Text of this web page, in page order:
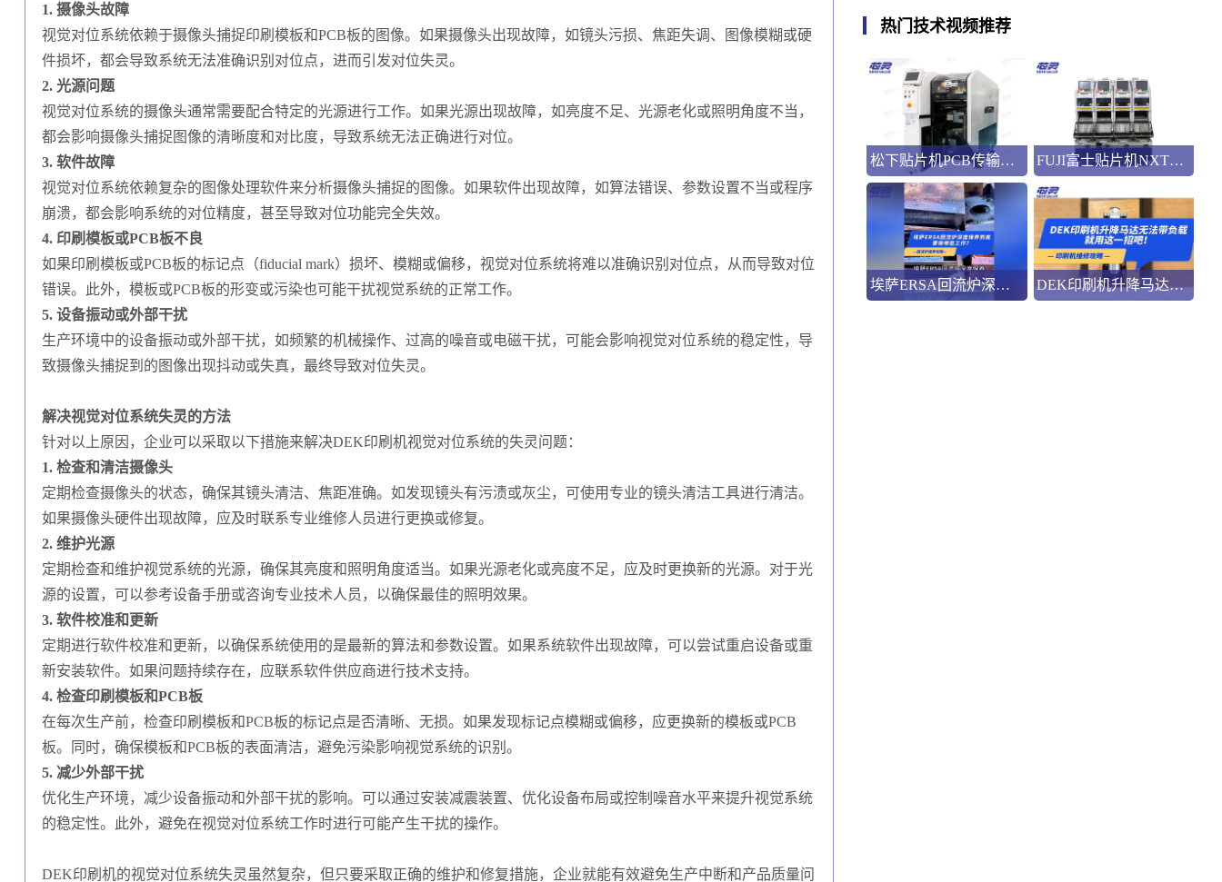
1. 摄像头故障
视觉对位系统依赖于摄像头捕捉印刷模板和PCB板的图像。如果摄像头出现故障，如镜头污损、焦距失调、图像模糊或硬
件损坏，都会导致系统无法准确识别对位点，进而引发对位失灵。
2. 光源问题
视觉对位系统的摄像头通常需要配合特定的光源进行工作。如果光源出现故障，如亮度不足、光源老化或照明角度不当，
都会影响摄像头捕捉图像的清晰度和对比度，导致系统无法正确进行对位。
3. 软件故障
视觉对位系统依赖复杂的图像处理软件来分析摄像头捕捉的图像。如果软件出现故障，如算法错误、参数设置不当或程序
崩溃，都会影响系统的对位精度，甚至导致对位功能完全失效。
4. 印刷模板或PCB板不良
如果印刷模板或PCB板的标记点（fiducial mark）损坏、模糊或偏移，视觉对位系统将难以准确识别对位点，从而导致对位
错误。此外，模板或PCB板的形变或污染也可能干扰视觉系统的正常工作。
5. 设备振动或外部干扰
生产环境中的设备振动或外部干扰，如频繁的机械操作、过高的噪音或电磁干扰，可能会影响视觉对位系统的稳定性，导
致摄像头捕捉到的图像出现抖动或失真，最终导致对位失灵。
解决视觉对位系统失灵的方法
针对以上原因，企业可以采取以下措施来解决DEK印刷机视觉对位系统的失灵问题：
1. 检查和清洁摄像头
定期检查摄像头的状态，确保其镜头清洁、焦距准确。如发现镜头有污渍或灰尘，可使用专业的镜头清洁工具进行清洁。
如果摄像头硬件出现故障，应及时联系专业维修人员进行更换或修复。
2. 维护光源
定期检查和维护视觉系统的光源，确保其亮度和照明角度适当。如果光源老化或亮度不足，应及时更换新的光源。对于光
源的设置，可以参考设备手册或咨询专业技术人员，以确保最佳的照明效果。
3. 软件校准和更新
定期进行软件校准和更新，以确保系统使用的是最新的算法和参数设置。如果系统软件出现故障，可以尝试重启设备或重
新安装软件。如果问题持续存在，应联系软件供应商进行技术支持。
4. 检查印刷模板和PCB板
在每次生产前，检查印刷模板和PCB板的标记点是否清晰、无损。如果发现标记点模糊或偏移，应更换新的模板或PCB
板。同时，确保模板和PCB板的表面清洁，避免污染影响视觉系统的识别。
5. 减少外部干扰
优化生产环境，减少设备振动和外部干扰的影响。可以通过安装减震装置、优化设备布局或控制噪音水平来提升视觉系统
的稳定性。此外，避免在视觉对位系统工作时进行可能产生干扰的操作。
DEK印刷机的视觉对位系统失灵虽然复杂，但只要采取正确的维护和修复措施，企业就能有效避免生产中断和产品质量问
热门技术视频推荐
松下贴片机PCB传输不畅的原因与处理方法 FUJI富士贴片机NXT3选M3 III还是M6三代机？看完这篇告别纠结！
埃萨ERSA回流炉深度保养，到底要做哪些工作？ DEK印刷机升降马达无法带负载就用这一招吧！